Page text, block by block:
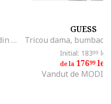
Tricou din bumbac cu logo din paiete
GUESS
Initial: 18399 lei
de la 17699lei
Vandut de